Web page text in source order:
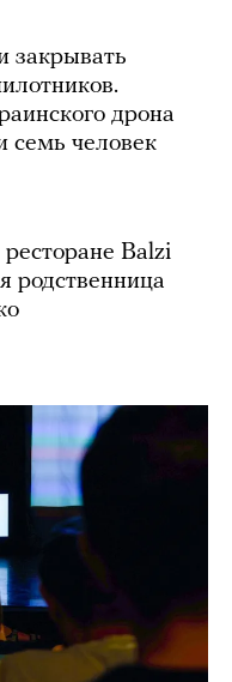
закрывать
дрона
семь человек
ресторане Balzi
родственница